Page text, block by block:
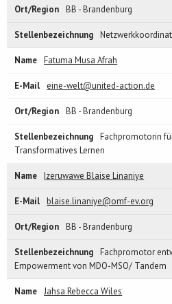
BB - Brandenburg
Fatuma Musa Afrah
eine-welt@united-action.de
BB - Brandenburg
Fachpromotorin
Transformatives Lernen
Izeruwawe Blaise Linaniye
blaise.linaniye@omf-ev.org
BB - Brandenburg
Fachpromotor
Empowerment von MDO-MSO/ Tandem
Jahsa Rebecca Wiles